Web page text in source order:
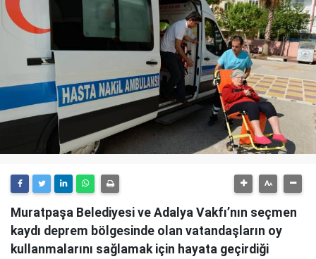
Muratpaşa Belediyesi ve Adalya Vakfı’nın seçmen
kaydı deprem bölgesinde olan vatandaşların oy
kullanmalarını sağlamak için hayata geçirdiği